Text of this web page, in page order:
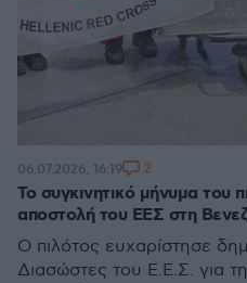
Το συγκινητικό μήνυμα του
αποστολή του ΕΕΣ στη
Ο πιλότος ευχαρίστησε
Διασώστες του Ε.Ε.Σ. για
06.07.2026, 16:19 2